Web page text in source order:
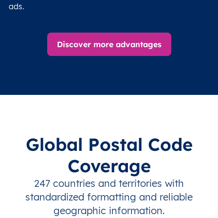
ads.
Discover more advantages
Global Postal Code
Coverage
247 countries and territories with
standardized formatting and reliable
geographic information.